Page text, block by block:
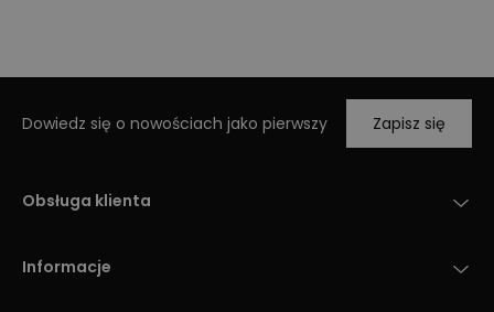
Dowiedz się o nowościach jako pierwszy Zapisz się
Obsługa klienta
Informacje